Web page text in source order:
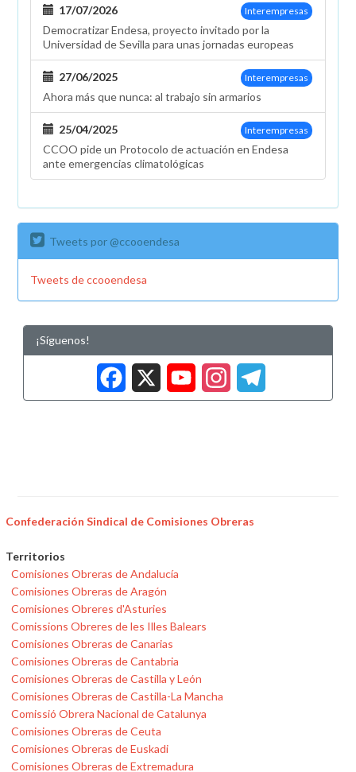
Interempresas
17/07/2026
Democratizar Endesa, proyecto invitado por la
Universidad de Sevilla para unas jornadas europeas
Interempresas
27/06/2025
Ahora más que nunca: al trabajo sin armarios
Interempresas
25/04/2025
CCOO pide un Protocolo de actuación en Endesa
ante emergencias climatológicas
Tweets por @ccooendesa
Tweets de ccooendesa
¡Síguenos!
Facebook
X
Confederación Sindical de Comisiones Obreras
Territorios
Comisiones Obreras de Andalucía
Comisiones Obreras de Aragón
Comisiones Obreres d'Asturies
Comissions Obreres de les Illes Balears
Comisiones Obreras de Canarias
Comisiones Obreras de Cantabria
Comisiones Obreras de Castilla y León
Comisiones Obreras de Castilla-La Mancha
Comissió Obrera Nacional de Catalunya
Comisiones Obreras de Ceuta
Comisiones Obreras de Euskadi
Comisiones Obreras de Extremadura